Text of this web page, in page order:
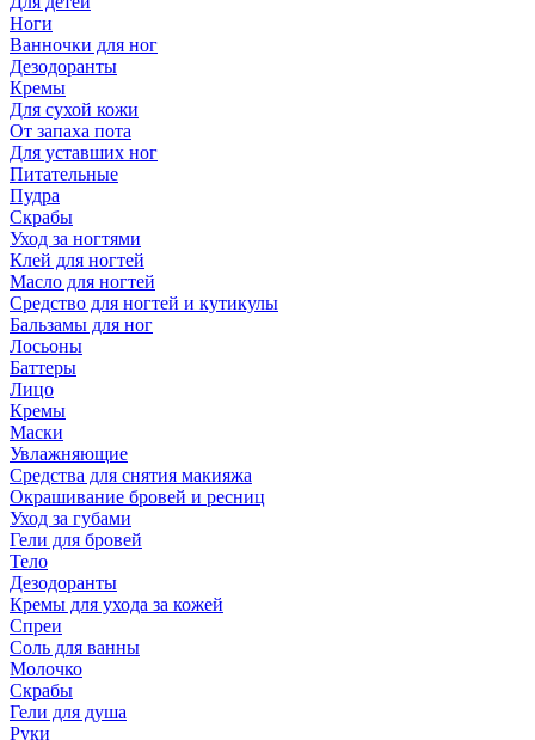
Ноги
Ванночки для ног
Дезодоранты
Кремы
Для сухой кожи
От запаха пота
Для уставших ног
Питательные
Пудра
Скрабы
Уход за ногтями
Клей для ногтей
Масло для ногтей
Средство для ногтей и кутикулы
Бальзамы для ног
Лосьоны
Баттеры
Лицо
Кремы
Маски
Увлажняющие
Средства для снятия макияжа
Окрашивание бровей и ресниц
Уход за губами
Гели для бровей
Тело
Дезодоранты
Кремы для ухода за кожей
Спреи
Соль для ванны
Молочко
Скрабы
Гели для душа
Руки